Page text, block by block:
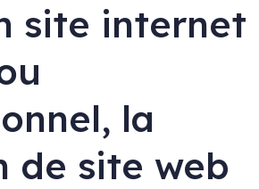
site internet
la
de site web